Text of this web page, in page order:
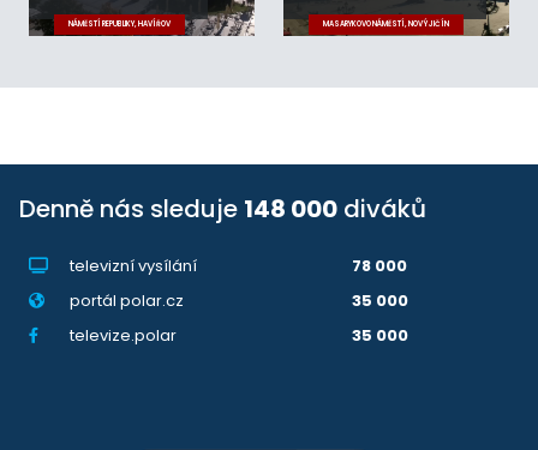
NÁMĚSTÍ REPUBLIKY, HAVÍŘOV MASARYKOVO NÁMĚSTÍ, NOVÝ JIČÍN
Denně nás sleduje 148 000 diváků
televizní vysílání
78 000
portál polar.cz
35 000
televize.polar
35 000